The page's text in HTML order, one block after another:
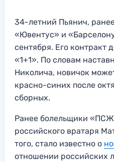
34-летний Пьянич,
«Ювентус» и
сентября. Его контракт
«1+1». По словам
Николича, новичок
красно-синих после
сборных.
Ранее болельщики
российского вратаря
того, стало известно о
отношении российских